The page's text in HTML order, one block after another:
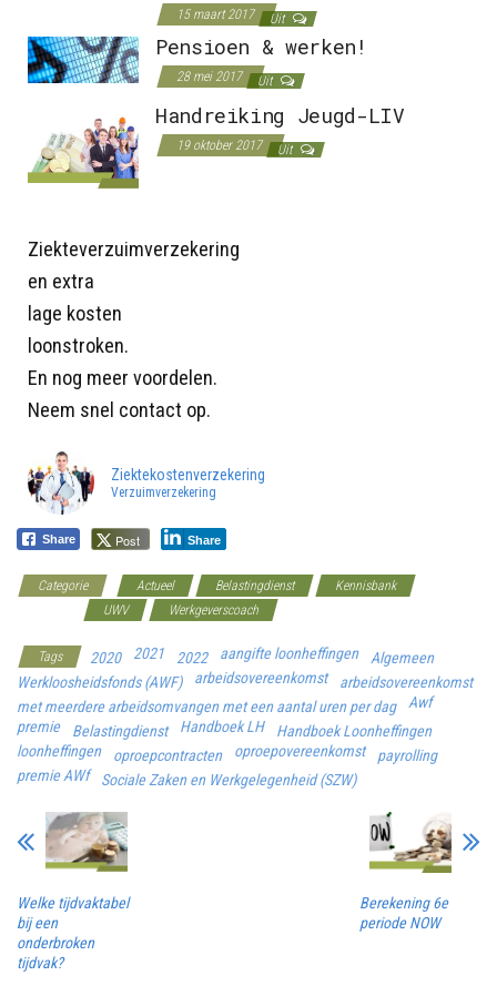
15 maart 2017 Uit
Pensioen & werken!
28 mei 2017 Uit
Handreiking Jeugd-LIV
19 oktober 2017 Uit
Ziekteverzuimverzekering
en extra
lage kosten
loonstroken.
En nog meer voordelen.
Neem snel contact op.
Ziektekostenverzekering
Verzuimverzekering
Share Post Share
Categorie Actueel Belastingdienst
Kennisbank
UWV Werkgeverscoach
Tags 2020 2021 2022 aangifte loonheffingen
Algemeen
Werkloosheidsfonds (AWF)
arbeidsovereenkomst
arbeidsovereenkomst
met meerdere arbeidsomvangen met een aantal uren per dag
Awf
premie
Belastingdienst Handboek LH
Handboek Loonheffingen
loonheffingen
oproepcontracten oproepovereenkomst
payrolling
premie AWf
Sociale Zaken en Werkgelegenheid (SZW)
Welke tijdvaktabel
bij een
onderbroken
tijdvak?
Berekening 6e
periode NOW